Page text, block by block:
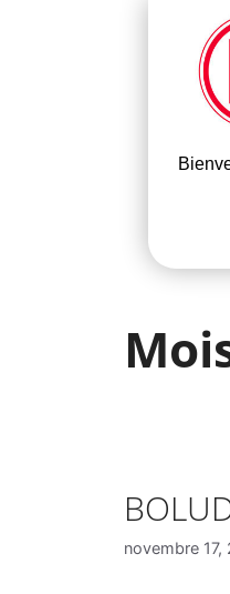
novembre 17,